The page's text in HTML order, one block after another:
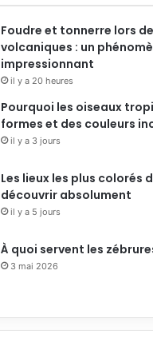
Foudre et tonnerre lors
volcaniques : un
impressionnant
il y a 20 heures
Pourquoi les oiseaux
formes et des couleurs
il y a 3 jours
Les lieux les plus colorés
découvrir absolument
il y a 5 jours
À quoi servent les
3 mai 2026